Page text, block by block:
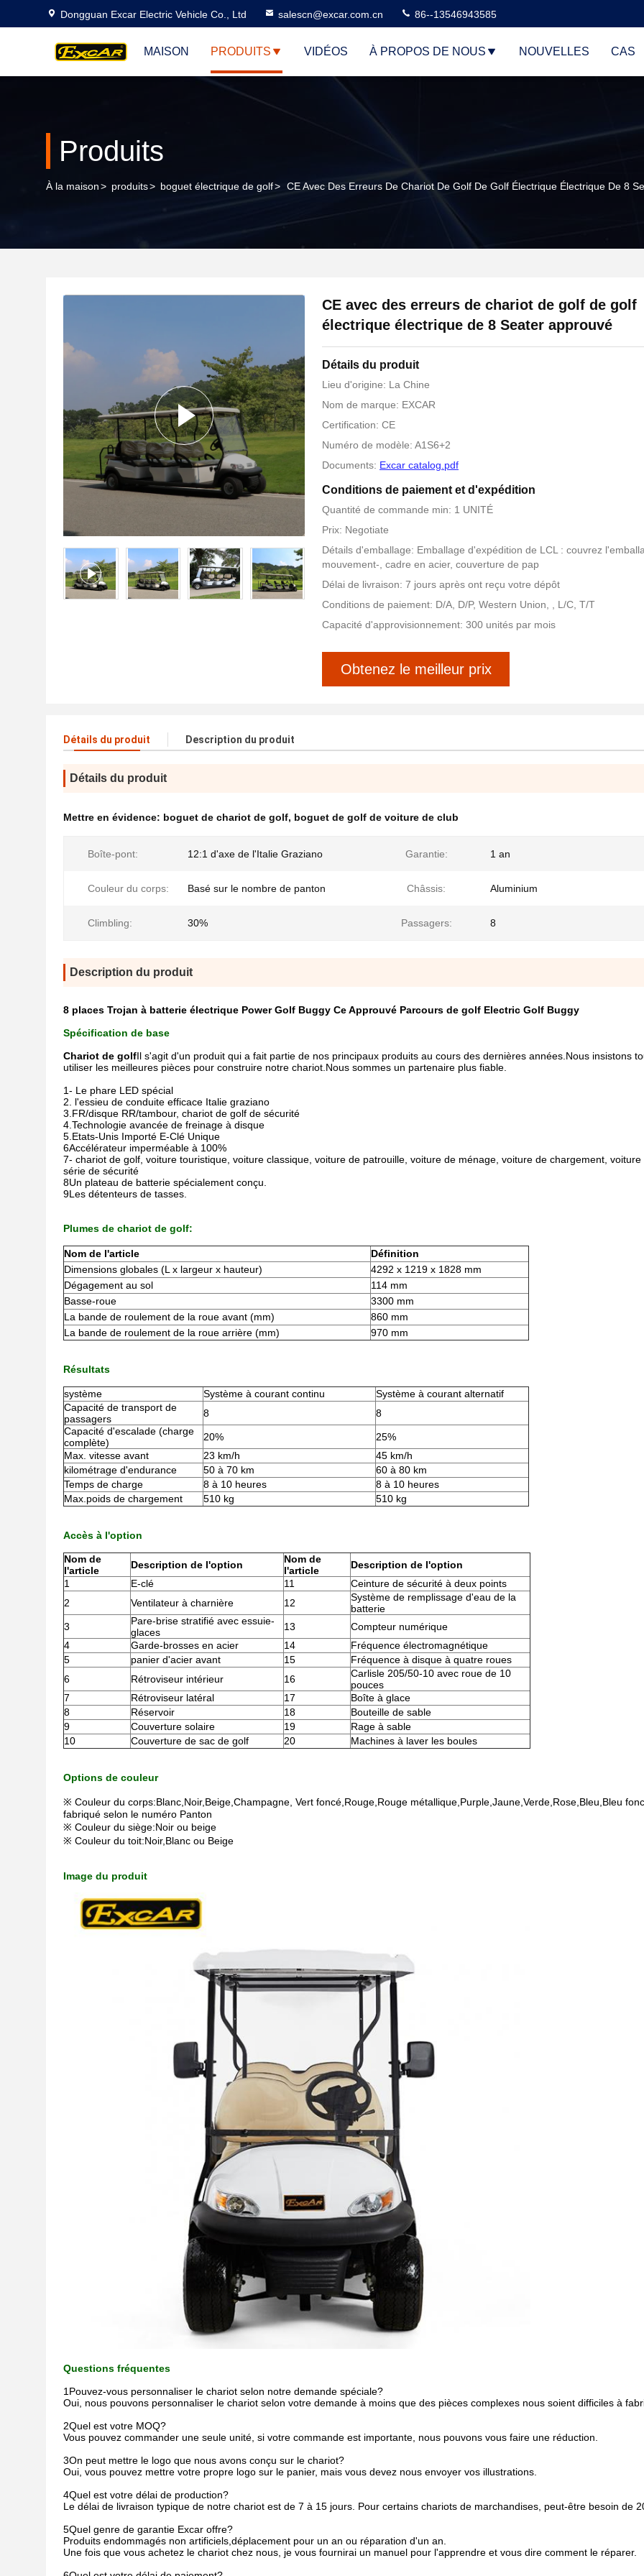
Dongguan Excar Electric Vehicle Co., Ltd salescn@excar.com.cn 86--13546943585
MAISON PRODUITS VIDÉOS À PROPOS DE NOUS NOUVELLES CAS
Produits
À la maison> produits> boguet électrique de golf> CE Avec Des Erreurs De Chariot De Golf De Golf Électrique Électrique De 8
CE avec des erreurs de chariot de golf de golf
électrique électrique de 8 Seater approuvé
Détails du produit
Lieu d'origine: La Chine
Nom de marque: EXCAR
Certification: CE
Numéro de modèle: A1S6+2
Documents: Excar catalog.pdf
Conditions de paiement et d'expédition
Quantité de commande min: 1 UNITÉ
Prix: Negotiate
Détails d'emballage: Emballage d'expédition de LCL : couvrez
mouvement-, cadre en acier, couverture de pap
Délai de livraison: 7 jours après ont reçu votre dépôt
Conditions de paiement: D/A, D/P, Western Union, , L/C, T/T
Capacité d'approvisionnement: 300 unités par mois
Obtenez le meilleur prix
Détails du produit Description du produit
Détails du produit
Mettre en évidence: boguet de chariot de golf, boguet de golf de voiture de club
Boîte-pont: 12:1 d'axe de l'Italie Graziano Garantie: 1 an
Couleur du corps: Basé sur le nombre de panton Châssis: Aluminium
Climbling: 30% Passagers: 8
Description du produit
8 places Trojan à batterie électrique Power Golf Buggy Ce Approuvé Parcours de golf Electric Golf Buggy
Spécification de base
Chariot de golfIl s'agit d'un produit qui a fait partie de nos principaux produits au cours des dernières années.Nous insistons
utiliser les meilleures pièces pour construire notre chariot.Nous sommes un partenaire plus fiable.
1- Le phare LED spécial
2. l'essieu de conduite efficace Italie graziano
3.FR/disque RR/tambour, chariot de golf de sécurité
4.Technologie avancée de freinage à disque
5.Etats-Unis Importé E-Clé Unique
6Accélérateur imperméable à 100%
7- chariot de golf, voiture touristique, voiture classique, voiture de patrouille, voiture de ménage, voiture de chargement, voiture
série de sécurité
8Un plateau de batterie spécialement conçu.
9Les détenteurs de tasses.
Plumes de chariot de golf:
Nom de l'article
Définition
Dimensions globales (L x largeur x hauteur)
4292 x 1219 x 1828 mm
Dégagement au sol
114 mm
Basse-roue
3300 mm
La bande de roulement de la roue avant (mm)
860 mm
La bande de roulement de la roue arrière (mm)
970 mm
Résultats
système Système à courant continu
Système à courant alternatif
Capacité de transport de
passagers
8
8
Capacité d'escalade (charge
complète)
20%
25%
Max. vitesse avant
23 km/h
45 km/h
kilométrage d'endurance
50 à 70 km
60 à 80 km
Temps de charge
8 à 10 heures
8 à 10 heures
Max.poids de chargement
510 kg 510 kg
Accès à l'option
Nom de
l'article
Description de l'option
Nom de
l'article
Description de l'option
1
E-clé 11
Ceinture de sécurité à deux points
2
Ventilateur à charnière 12
Système de remplissage d'eau de la
batterie
3
Pare-brise stratifié avec essuie-
glaces
13
Compteur numérique
4
Garde-brosses en acier 14
Fréquence électromagnétique
5
panier d'acier avant 15
Fréquence à disque à quatre roues
6
Rétroviseur intérieur 16
Carlisle 205/50-10 avec roue de 10
pouces
7
Rétroviseur latéral 17
Boîte à glace
8
Réservoir 18
Bouteille de sable
9
Couverture solaire 19
Rage à sable
10
Couverture de sac de golf 20 Machines à laver les boules
Options de couleur
※ Couleur du corps:Blanc,Noir,Beige,Champagne, Vert foncé,Rouge,Rouge métallique,Purple,Jaune,Verde,Rose,Bleu,Bleu
fabriqué selon le numéro Panton
※ Couleur du siège:Noir ou beige
※ Couleur du toit:Noir,Blanc ou Beige
Image du produit
Questions fréquentes
1Pouvez-vous personnaliser le chariot selon notre demande spéciale?
Oui, nous pouvons personnaliser le chariot selon votre demande à moins que des pièces complexes nous soient difficiles à
2Quel est votre MOQ?
Vous pouvez commander une seule unité, si votre commande est importante, nous pouvons vous faire une réduction.
3On peut mettre le logo que nous avons conçu sur le chariot?
Oui, vous pouvez mettre votre propre logo sur le panier, mais vous devez nous envoyer vos illustrations.
4Quel est votre délai de production?
Le délai de livraison typique de notre chariot est de 7 à 15 jours. Pour certains chariots de marchandises, peut-être besoin de
5Quel genre de garantie Excar offre?
Produits endommagés non artificiels,déplacement pour un an ou réparation d'un an.
Une fois que vous achetez le chariot chez nous, je vous fournirai un manuel pour l'apprendre et vous dire comment le réparer.